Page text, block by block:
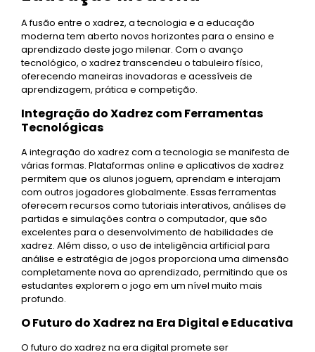
A fusão entre o xadrez, a tecnologia e a educação
moderna tem aberto novos horizontes para o ensino e
aprendizado deste jogo milenar. Com o avanço
tecnológico, o xadrez transcendeu o tabuleiro físico,
oferecendo maneiras inovadoras e acessíveis de
aprendizagem, prática e competição.
Integração do Xadrez com Ferramentas
Tecnológicas
A integração do xadrez com a tecnologia se manifesta de
várias formas. Plataformas online e aplicativos de xadrez
permitem que os alunos joguem, aprendam e interajam
com outros jogadores globalmente. Essas ferramentas
oferecem recursos como tutoriais interativos, análises de
partidas e simulações contra o computador, que são
excelentes para o desenvolvimento de habilidades de
xadrez. Além disso, o uso de inteligência artificial para
análise e estratégia de jogos proporciona uma dimensão
completamente nova ao aprendizado, permitindo que os
estudantes explorem o jogo em um nível muito mais
profundo.
O Futuro do Xadrez na Era Digital e Educativa
O futuro do xadrez na era digital promete ser